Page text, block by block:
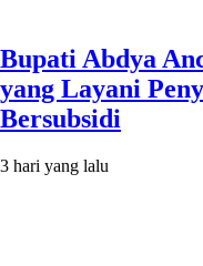
Bupati Abdya
yang Layani
Bersubsidi
3 hari yang lalu